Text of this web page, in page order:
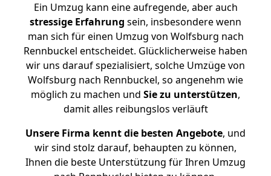
Ein Umzug kann eine aufregende, aber auch
stressige Erfahrung sein, insbesondere wenn
man sich für einen Umzug von Wolfsburg nach
Rennbuckel entscheidet. Glücklicherweise haben
wir uns darauf spezialisiert, solche Umzüge von
Wolfsburg nach Rennbuckel, so angenehm wie
möglich zu machen und Sie zu unterstützen,
damit alles reibungslos verläuft
Unsere Firma kennt die besten Angebote, und
wir sind stolz darauf, behaupten zu können,
Ihnen die beste Unterstützung für Ihren Umzug